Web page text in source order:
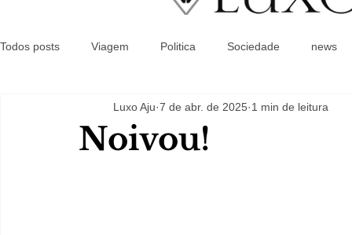
Todos posts Viagem Politica Sociedade news
Noivou!
Luxo Aju 7 de abr. de 2025 1 min de leitura